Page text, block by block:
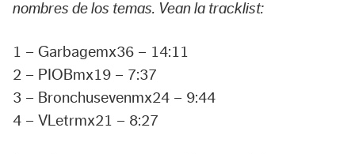
nombres de los temas. Vean la tracklist:
1 – Garbagemx36 – 14:11
2 – PIOBmx19 – 7:37
3 – Bronchusevenmx24 – 9:44
4 – VLetrmx21 – 8:27